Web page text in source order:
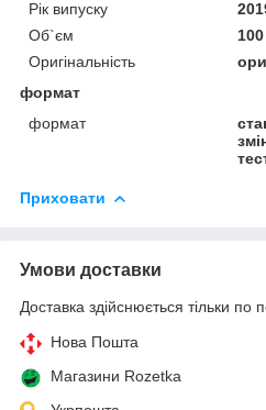
Рік випуску
Об`єм
Оригінальність
формат
формат
Приховати
Умови доставки
Доставка здійснюється тільки по
Нова Пошта
Магазини Rozetka